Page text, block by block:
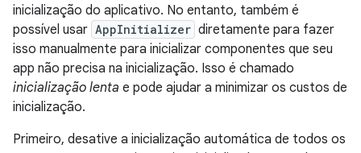
inicialização do aplicativo. No entanto, também é
possível usar AppInitializer diretamente para fazer
isso manualmente para inicializar componentes que seu
app não precisa na inicialização. Isso é chamado
inicialização lenta e pode ajudar a minimizar os custos de
inicialização.
Primeiro, desative a inicialização automática de todos os